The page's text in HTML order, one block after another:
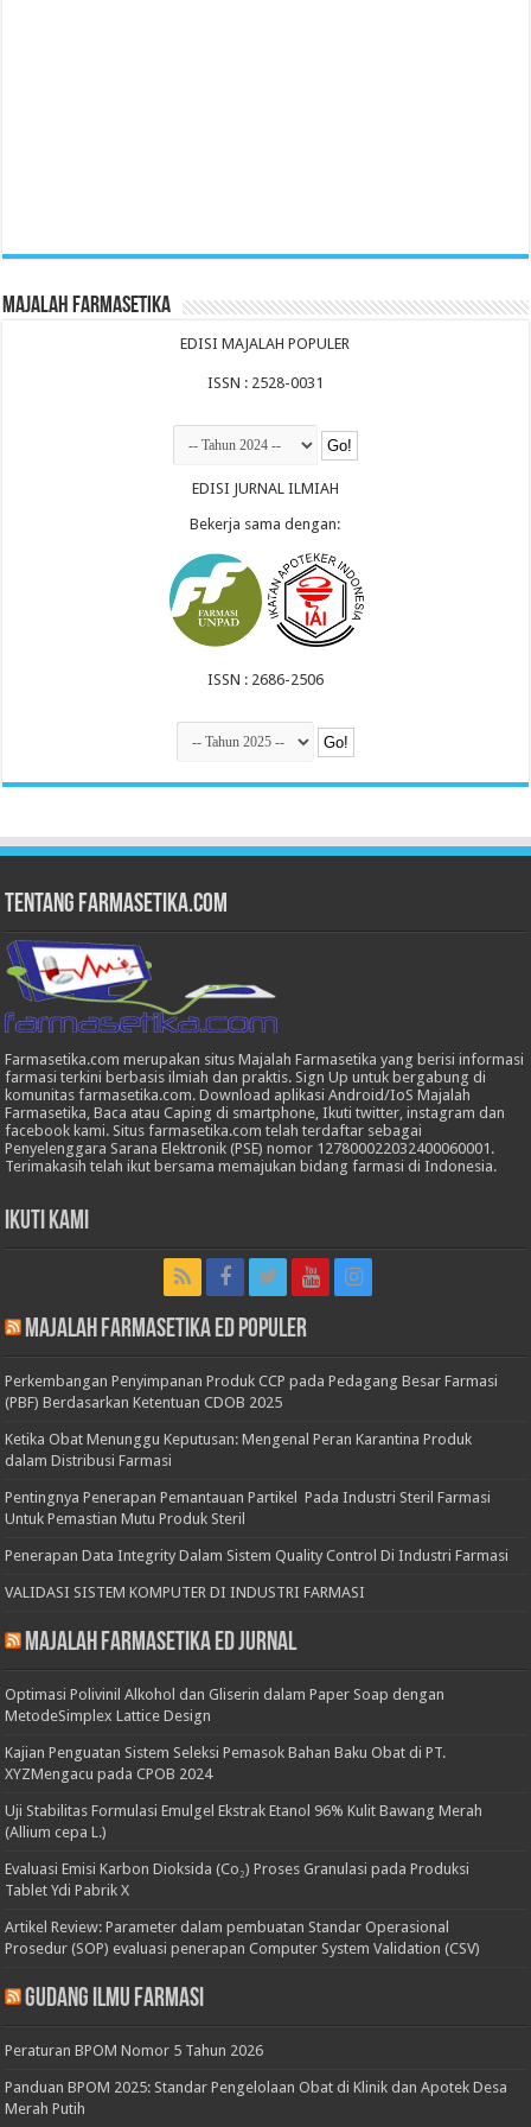
Majalah Farmasetika
EDISI MAJALAH POPULER
ISSN : 2528-0031
EDISI JURNAL ILMIAH
Bekerja sama dengan:
ISSN : 2686-2506
Tentang Farmasetika.com
Farmasetika.com merupakan situs Majalah Farmasetika yang berisi informasi
farmasi terkini berbasis ilmiah dan praktis. Sign Up untuk bergabung di
komunitas farmasetika.com. Download aplikasi Android/IoS Majalah
Farmasetika, Baca atau Caping di smartphone, Ikuti twitter, instagram dan
facebook kami. Situs farmasetika.com telah terdaftar sebagai
Penyelenggara Sarana Elektronik (PSE) nomor 127800022032400060001.
Terimakasih telah ikut bersama memajukan bidang farmasi di Indonesia.
Ikuti Kami
Majalah Farmasetika Ed Populer
Perkembangan Penyimpanan Produk CCP pada Pedagang Besar Farmasi
(PBF) Berdasarkan Ketentuan CDOB 2025
Ketika Obat Menunggu Keputusan: Mengenal Peran Karantina Produk
dalam Distribusi Farmasi
Pentingnya Penerapan Pemantauan Partikel Pada Industri Steril Farmasi
Untuk Pemastian Mutu Produk Steril
Penerapan Data Integrity Dalam Sistem Quality Control Di Industri Farmasi
VALIDASI SISTEM KOMPUTER DI INDUSTRI FARMASI
Majalah Farmasetika Ed Jurnal
Optimasi Polivinil Alkohol dan Gliserin dalam Paper Soap dengan
MetodeSimplex Lattice Design
Kajian Penguatan Sistem Seleksi Pemasok Bahan Baku Obat di PT.
XYZMengacu pada CPOB 2024
Uji Stabilitas Formulasi Emulgel Ekstrak Etanol 96% Kulit Bawang Merah
(Allium cepa L.)
Evaluasi Emisi Karbon Dioksida (Co₂) Proses Granulasi pada Produksi
Tablet Ydi Pabrik X
Artikel Review: Parameter dalam pembuatan Standar Operasional
Prosedur (SOP) evaluasi penerapan Computer System Validation (CSV)
Gudang Ilmu Farmasi
Peraturan BPOM Nomor 5 Tahun 2026
Panduan BPOM 2025: Standar Pengelolaan Obat di Klinik dan Apotek Desa
Merah Putih